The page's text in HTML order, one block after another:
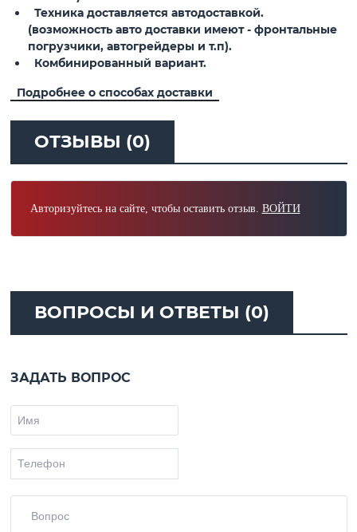
Техника доставляется автодоставкой.
(возможность авто доставки имеют - фронтальные
погрузчики, автогрейдеры и т.п).
Комбинированный вариант.
Подробнее о способах доставки
ОТЗЫВЫ (0)
Авторизуйтесь на сайте, чтобы оставить отзыв. ВОЙТИ
ВОПРОСЫ И ОТВЕТЫ (0)
ЗАДАТЬ ВОПРОС